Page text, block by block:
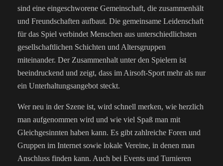
sind eine eingeschworene Gemeinschaft, die zusammenhält
und Freundschaften aufbaut. Die gemeinsame Leidenschaft
für das Spiel verbindet Menschen aus unterschiedlichsten
gesellschaftlichen Schichten und Altersgruppen
miteinander. Der Zusammenhalt unter den Spielern ist
beeindruckend und zeigt, dass im Airsoft-Sport mehr als nur
ein Unterhaltungsangebot steckt.
Wer neu in der Szene ist, wird schnell merken, wie herzlich
man aufgenommen wird und wie viel Spaß man mit
Gleichgesinnten haben kann. Es gibt zahlreiche Foren und
Gruppen im Internet sowie lokale Vereine, in denen man
Anschluss finden kann. Auch bei Events und Turnieren